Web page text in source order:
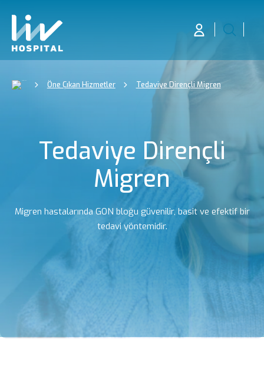
Öne Çıkan Hizmetler Tedaviye Dirençli Migren
Tedaviye Dirençli
Migren
Migren hastalarında GON bloğu güvenilir, basit ve efektif bir
tedavi yöntemidir.